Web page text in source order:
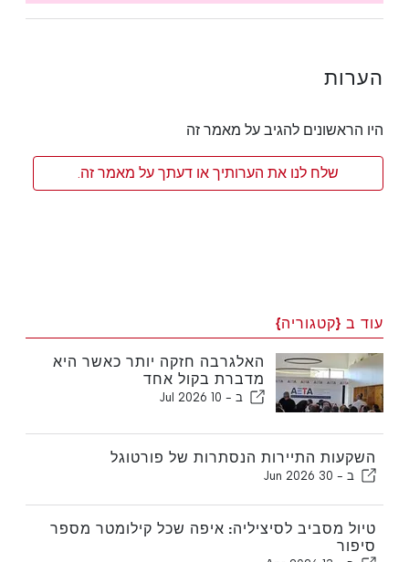
הערות
היו הראשונים להגיב על מאמר זה
שלח לנו את הערותיך או דעתך על מאמר זה.
עוד ב {קטגוריה}
האלגרבה חזקה יותר כאשר היא
מדברת בקול אחד
ב - 10 Jul 2026
השקעות התיירות הנסתרות של פורטוגל
ב - 30 Jun 2026
טיול מסביב לסיציליה: איפה שכל קילומטר מספר
סיפור